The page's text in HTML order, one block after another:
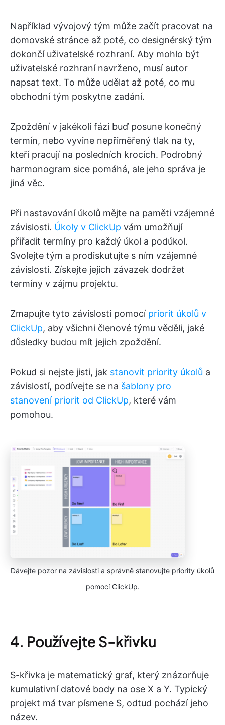
Například vývojový tým může začít pracovat na
domovské stránce až poté, co designérský tým
dokončí uživatelské rozhraní. Aby mohlo být
uživatelské rozhraní navrženo, musí autor
napsat text. To může udělat až poté, co mu
obchodní tým poskytne zadání.
Zpoždění v jakékoli fázi buď posune konečný
termín, nebo vyvine nepřiměřený tlak na ty,
kteří pracují na posledních krocích. Podrobný
harmonogram sice pomáhá, ale jeho správa je
jiná věc.
Při nastavování úkolů mějte na paměti vzájemné
závislosti. Úkoly v ClickUp vám umožňují
přiřadit termíny pro každý úkol a podúkol.
Svolejte tým a prodiskutujte s ním vzájemné
závislosti. Získejte jejich závazek dodržet
termíny v zájmu projektu.
Zmapujte tyto závislosti pomocí priorit úkolů v
ClickUp, aby všichni členové týmu věděli, jaké
důsledky budou mít jejich zpoždění.
Pokud si nejste jisti, jak stanovit priority úkolů a
závislostí, podívejte se na šablony pro
stanovení priorit od ClickUp, které vám
pomohou.
Dávejte pozor na závislosti a správně stanovujte priority úkolů
pomocí ClickUp.
4. Používejte S-křivku
S-křivka je matematický graf, který znázorňuje
kumulativní datové body na ose X a Y. Typický
projekt má tvar písmene S, odtud pochází jeho
název.